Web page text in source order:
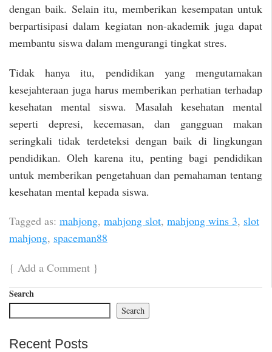
dengan baik. Selain itu, memberikan kesempatan untuk
berpartisipasi dalam kegiatan non-akademik juga dapat
membantu siswa dalam mengurangi tingkat stres.
Tidak hanya itu, pendidikan yang mengutamakan
kesejahteraan juga harus memberikan perhatian terhadap
kesehatan mental siswa. Masalah kesehatan mental
seperti depresi, kecemasan, dan gangguan makan
seringkali tidak terdeteksi dengan baik di lingkungan
pendidikan. Oleh karena itu, penting bagi pendidikan
untuk memberikan pengetahuan dan pemahaman tentang
kesehatan mental kepada siswa.
Tagged as: mahjong, mahjong slot, mahjong wins 3, slot
mahjong, spaceman88
{ Add a Comment }
Search
Search
Recent Posts